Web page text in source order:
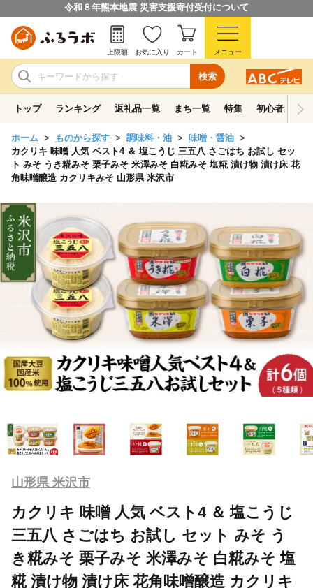
令和８年熊本地震 災害支援寄付受付について
検索
上限額 お気に入り カート メニュー
トップ ランキング 返礼品一覧 まち一覧 特集 初心者ガイド
ホーム ものから探す 調味料・油
味噌・醤油
カクリキ 味噌 人気 ベスト4 ＆ 塩こうじ 三五八 さごはち お試し セッ
ト みそ うき糀みそ 栗子みそ 米澤みそ 白糀みそ 塩糀 漬け物 漬け床 花
角味噌醸造 カクリキみそ 山形県 米沢市
山形県 米沢市
カクリキ 味噌 人気 ベスト4 ＆ 塩こうじ
三五八 さごはち お試し セット みそ う
き糀みそ 栗子みそ 米澤みそ 白糀みそ 塩
糀 漬け物 漬け床 花角味噌醸造 カクリキ